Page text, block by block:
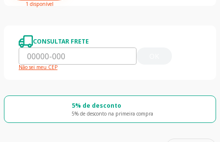
1 disponível
CONSULTAR FRETE
Não sei meu CEP
5% de desconto
5% de desconto na primeira compra